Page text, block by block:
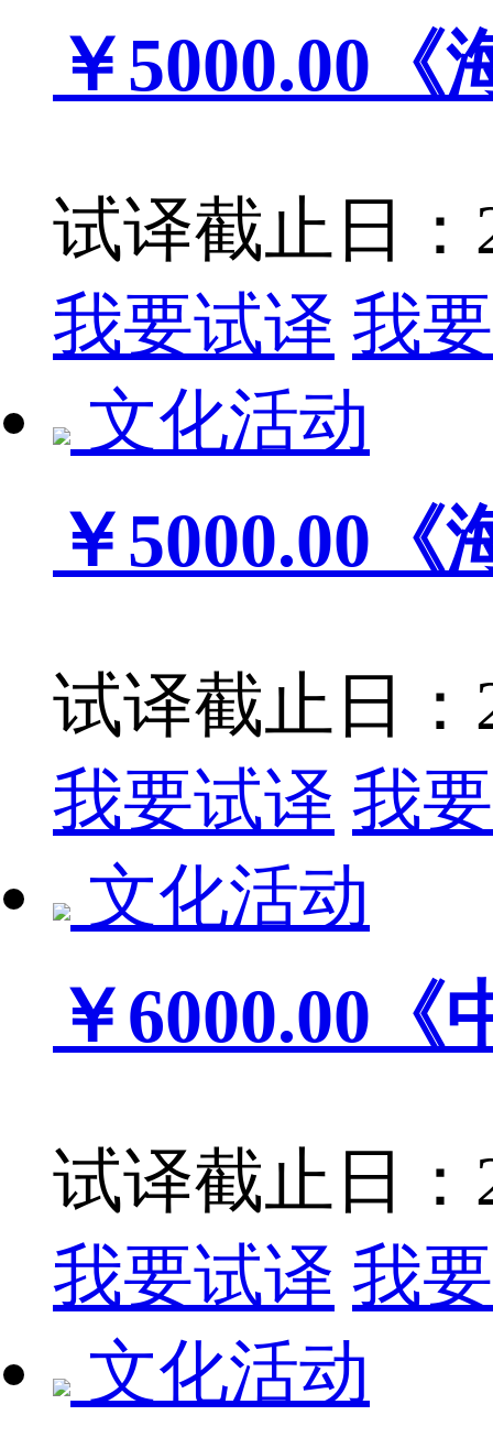
￥5000.00
试译截止日：
我要试译 我
文化活动
￥5000.00
试译截止日：
我要试译 我
文化活动
￥6000.00
试译截止日：
我要试译 我
文化活动